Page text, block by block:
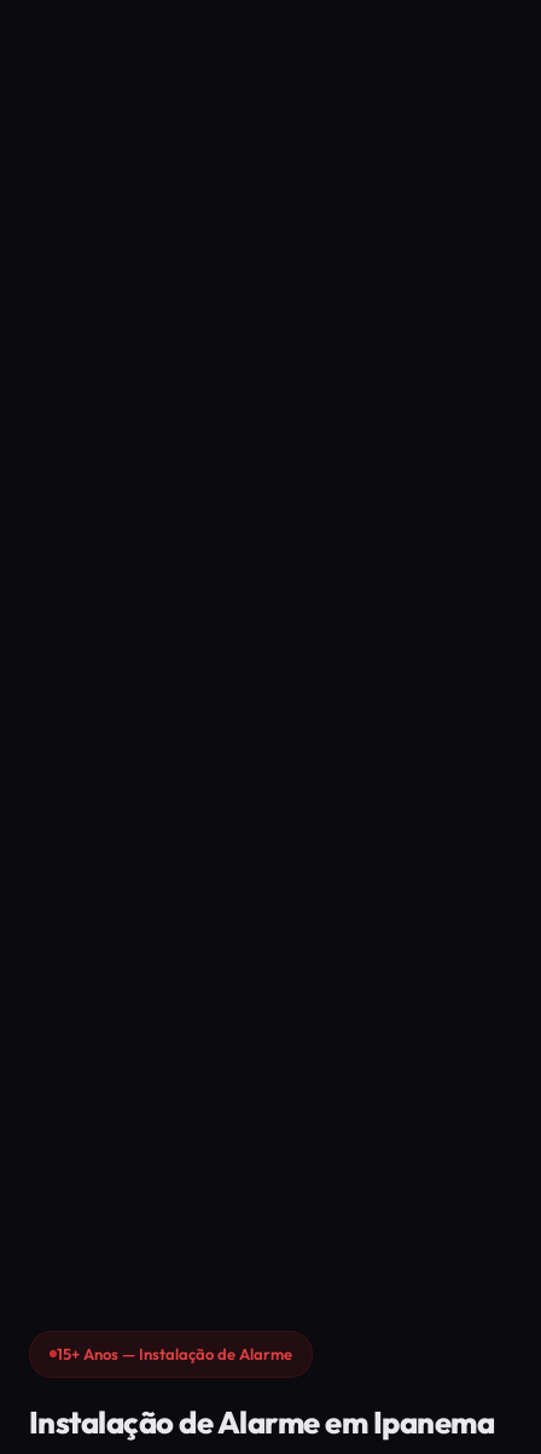
15+ Anos — Instalação de Alarme
Instalação de Alarme em Ipanema